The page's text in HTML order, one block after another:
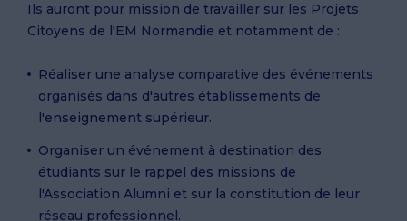
Ils auront pour mission de travailler sur les Projets
Citoyens de l'EM Normandie et notamment de :
Réaliser une analyse comparative des événements
organisés dans d'autres établissements de
l'enseignement supérieur.
Organiser un événement à destination des
étudiants sur le rappel des missions de
l'Association Alumni et sur la constitution de leur
réseau professionnel.